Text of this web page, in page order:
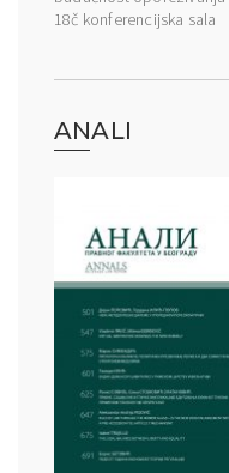
18č konferencijska sala
ANALI